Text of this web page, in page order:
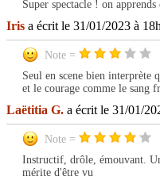
Super spectacle ! on
Iris a écrit le 31/01/2023 à
Note =
Seul en scene bien interprète
et le courage comme le sang
Laëtitia G. a écrit le 31/01/
Note =
Instructif, drôle, émouvant.
mérite d'être vu